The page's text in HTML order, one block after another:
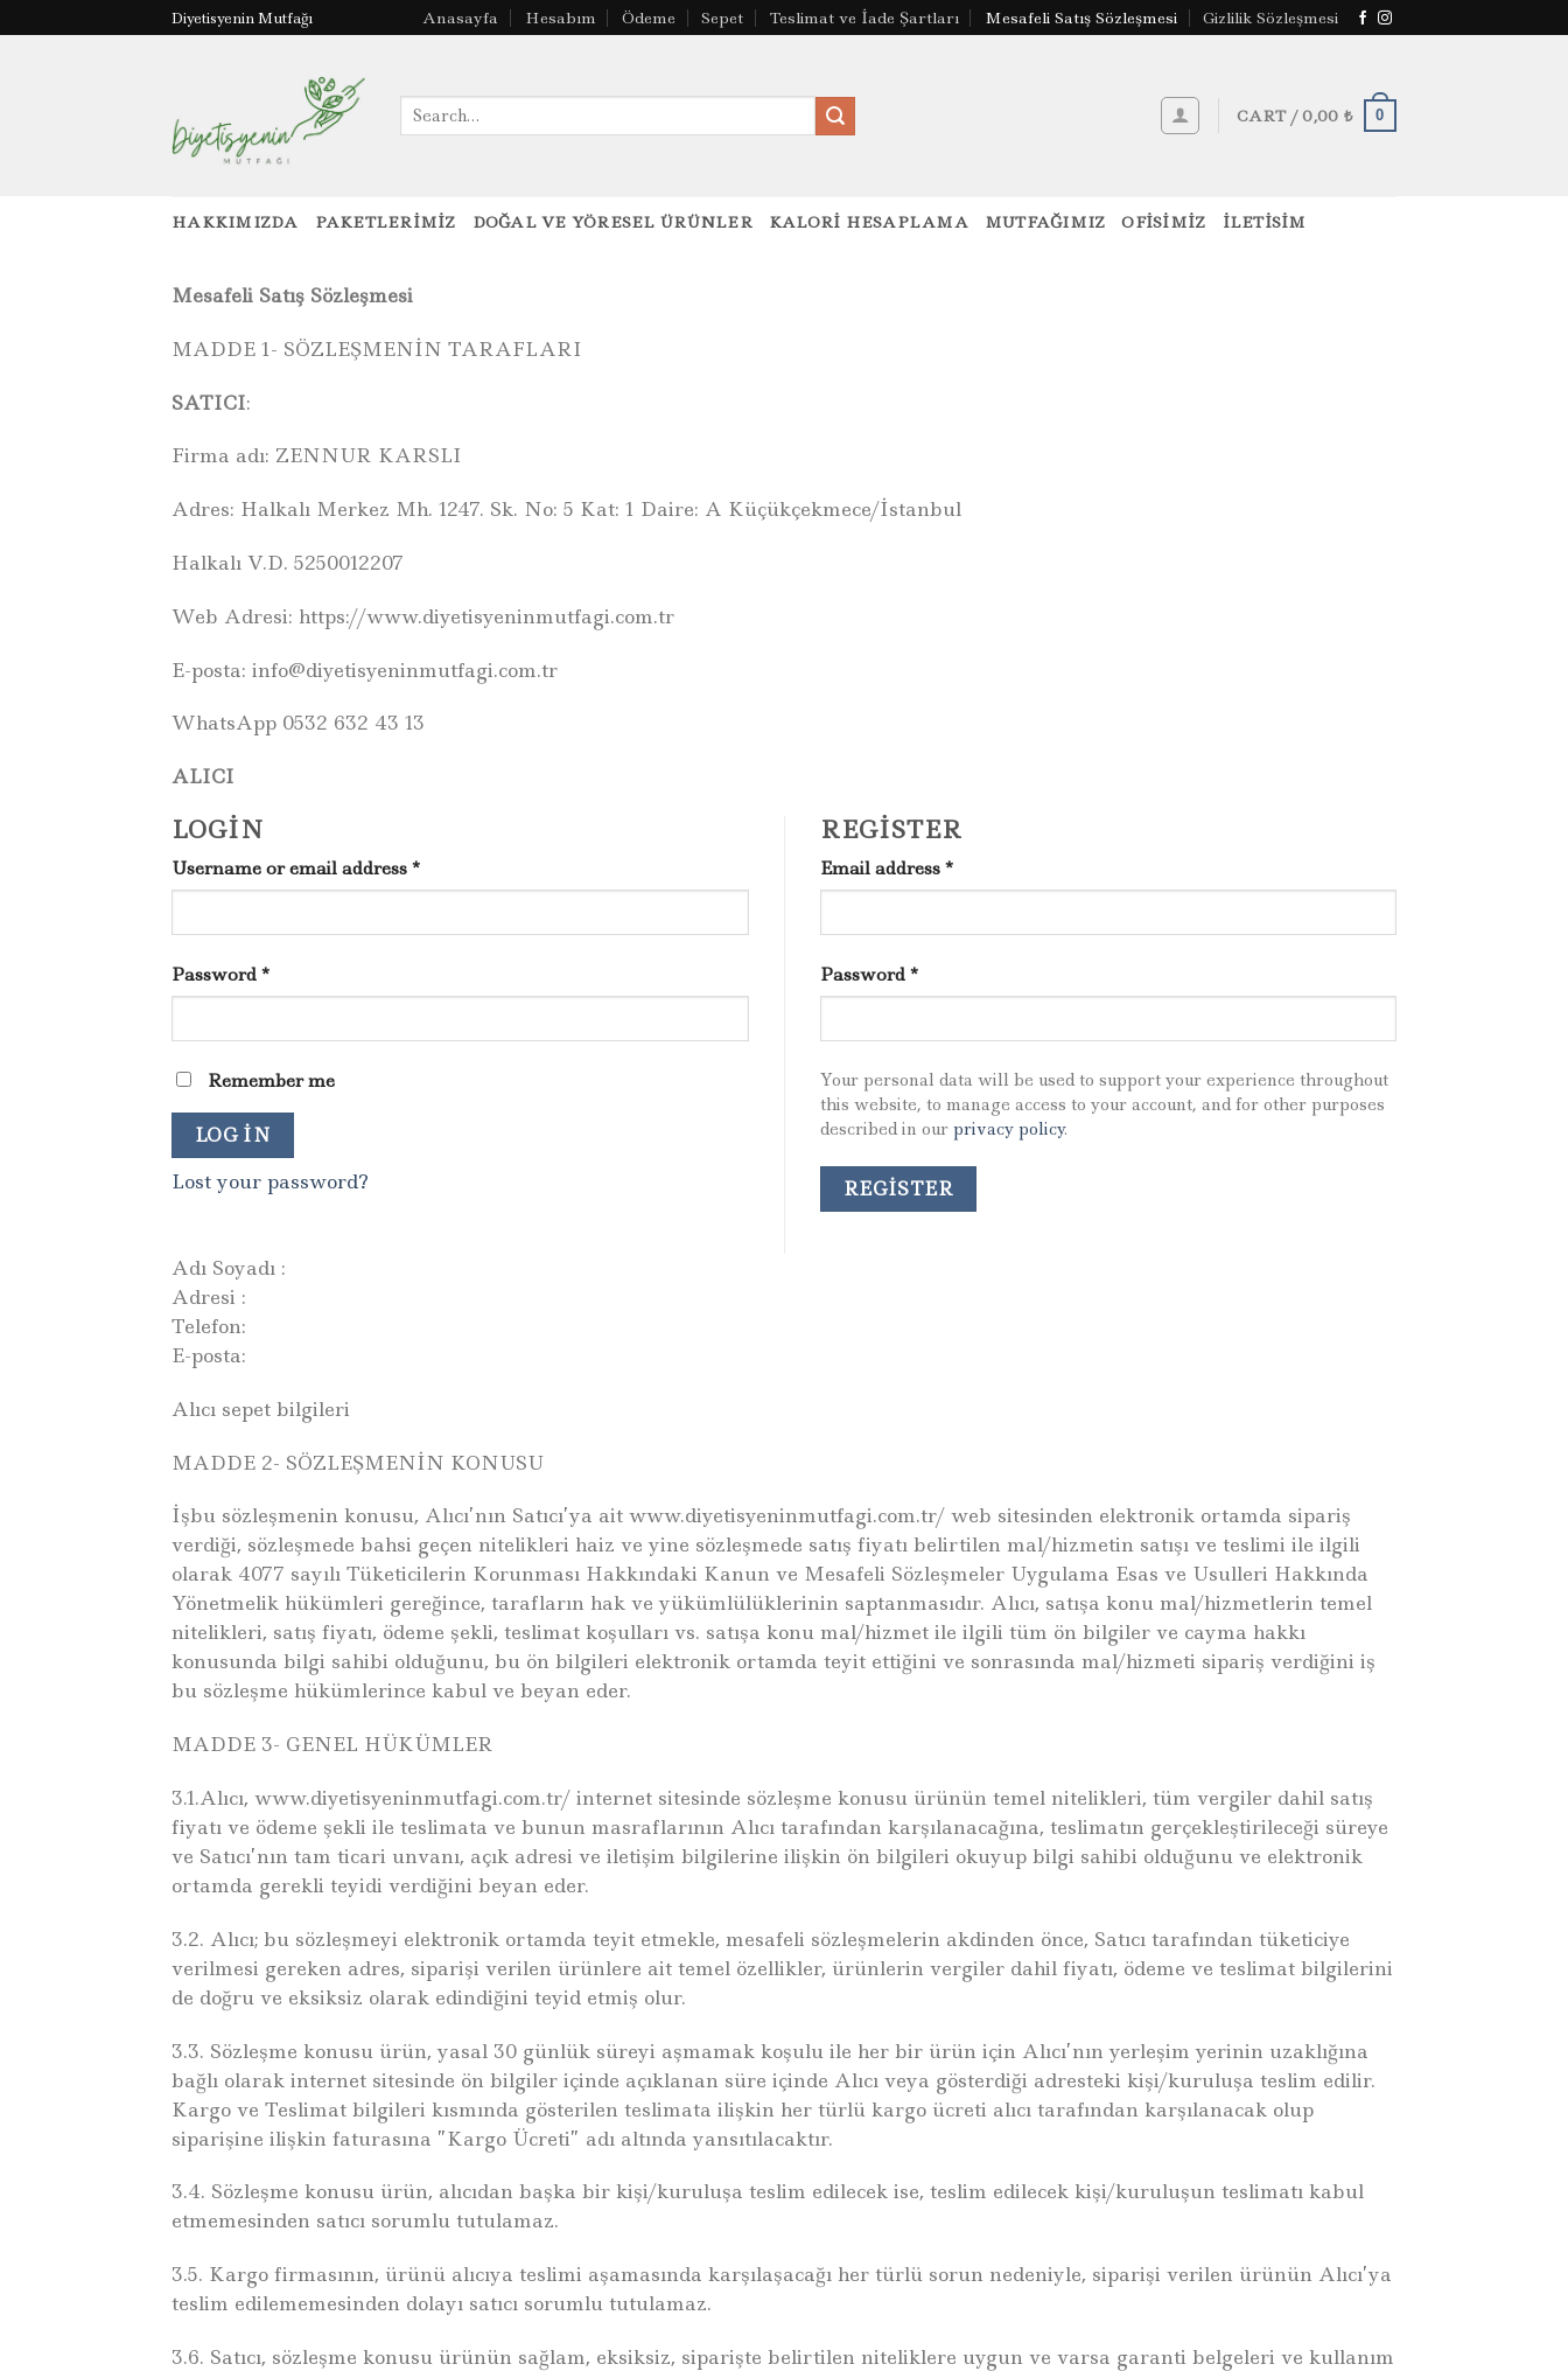
to
Diyetisyenin Mutfağı Anasayfa Hesabım Ödeme Sepet Teslimat ve İade Şartları Mesafeli Satış Sözleşmesi Gizlilik Sözleşmesi
Search
CART /0,00 ₺ 0
HAKKIMIZDA PAKETLERIMIZ DOĞAL VE YÖRESEL ÜRÜNLER KALORI HESAPLAMA MUTFAĞIMIZ OFISIMIZ İLETISIM
Mesafeli Satış Sözleşmesi
MADDE 1- SÖZLEŞMENİN TARAFLARI
SATICI:
Firma adı: ZENNUR KARSLI
Adres: Halkalı Merkez Mh. 1247. Sk. No: 5 Kat: 1 Daire: A Küçükçekmece/İstanbul
Halkalı V.D. 5250012207
Web Adresi: https://www.diyetisyeninmutfagi.com.tr
E-posta: info@diyetisyeninmutfagi.com.tr
WhatsApp 0532 632 43 13
ALICI
LOGIN
Username or email address *
Password *
Remember me
LOG IN
Lost your password?
REGISTER
Email address *
Password *
Your personal data will be used to support your experience throughout
this website, to manage access to your account, and for other purposes
described in our privacy policy.
REGISTER
Adı Soyadı :
Adresi :
Telefon:
E-posta:
Alıcı sepet bilgileri
MADDE 2- SÖZLEŞMENİN KONUSU
İşbu sözleşmenin konusu, Alıcı’nın Satıcı’ya ait www.diyetisyeninmutfagi.com.tr/ web sitesinden elektronik ortamda sipariş
verdiği, sözleşmede bahsi geçen nitelikleri haiz ve yine sözleşmede satış fiyatı belirtilen mal/hizmetin satışı ve teslimi ile ilgili
olarak 4077 sayılı Tüketicilerin Korunması Hakkındaki Kanun ve Mesafeli Sözleşmeler Uygulama Esas ve Usulleri Hakkında
Yönetmelik hükümleri gereğince, tarafların hak ve yükümlülüklerinin saptanmasıdır. Alıcı, satışa konu mal/hizmetlerin temel
nitelikleri, satış fiyatı, ödeme şekli, teslimat koşulları vs. satışa konu mal/hizmet ile ilgili tüm ön bilgiler ve cayma hakkı
konusunda bilgi sahibi olduğunu, bu ön bilgileri elektronik ortamda teyit ettiğini ve sonrasında mal/hizmeti sipariş verdiğini iş
bu sözleşme hükümlerince kabul ve beyan eder.
MADDE 3- GENEL HÜKÜMLER
3.1.Alıcı, www.diyetisyeninmutfagi.com.tr/ internet sitesinde sözleşme konusu ürünün temel nitelikleri, tüm vergiler dahil satış
fiyatı ve ödeme şekli ile teslimata ve bunun masraflarının Alıcı tarafından karşılanacağına, teslimatın gerçekleştirileceği süreye
ve Satıcı’nın tam ticari unvanı, açık adresi ve iletişim bilgilerine ilişkin ön bilgileri okuyup bilgi sahibi olduğunu ve elektronik
ortamda gerekli teyidi verdiğini beyan eder.
3.2. Alıcı; bu sözleşmeyi elektronik ortamda teyit etmekle, mesafeli sözleşmelerin akdinden önce, Satıcı tarafından tüketiciye
verilmesi gereken adres, siparişi verilen ürünlere ait temel özellikler, ürünlerin vergiler dahil fiyatı, ödeme ve teslimat bilgilerini
de doğru ve eksiksiz olarak edindiğini teyid etmiş olur.
3.3. Sözleşme konusu ürün, yasal 30 günlük süreyi aşmamak koşulu ile her bir ürün için Alıcı’nın yerleşim yerinin uzaklığına
bağlı olarak internet sitesinde ön bilgiler içinde açıklanan süre içinde Alıcı veya gösterdiği adresteki kişi/kuruluşa teslim edilir.
Kargo ve Teslimat bilgileri kısmında gösterilen teslimata ilişkin her türlü kargo ücreti alıcı tarafından karşılanacak olup
siparişine ilişkin faturasına ”Kargo Ücreti” adı altında yansıtılacaktır.
3.4. Sözleşme konusu ürün, alıcıdan başka bir kişi/kuruluşa teslim edilecek ise, teslim edilecek kişi/kuruluşun teslimatı kabul
etmemesinden satıcı sorumlu tutulamaz.
3.5. Kargo firmasının, ürünü alıcıya teslimi aşamasında karşılaşacağı her türlü sorun nedeniyle, siparişi verilen ürünün Alıcı’ya
teslim edilememesinden dolayı satıcı sorumlu tutulamaz.
3.6. Satıcı, sözleşme konusu ürünün sağlam, eksiksiz, siparişte belirtilen niteliklere uygun ve varsa garanti belgeleri ve kullanım